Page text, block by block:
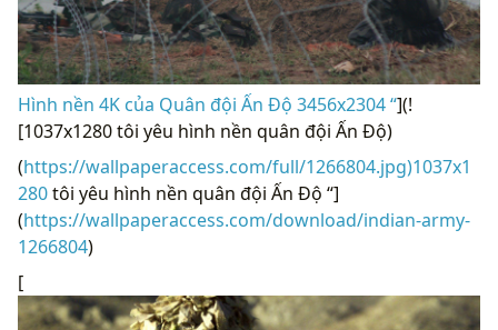
Hình nền 4K của Quân đội Ấn Độ 3456x2304 “](!
[1037x1280 tôi yêu hình nền quân đội Ấn Độ)
(https://wallpaperaccess.com/full/1266804.jpg)1037x1
280tôi yêu hình nền quân đội Ấn Độ “]
(https://wallpaperaccess.com/download/indian-army-
1266804)
[